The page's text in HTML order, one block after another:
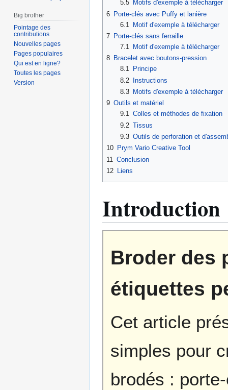
5.5
Motifs d'exemple à télécharger
6 Porte-clés avec Puffy et lanière
6.1
Motif d'exemple à télécharger
7 Porte-clés sans ferraille
7.1
Motif d'exemple à télécharger
8 Bracelet avec boutons-pression
8.1
Principe
8.2 Instructions
8.3
Motifs d'exemple à télécharger
9 Outils et matériel
9.1 Colles et méthodes de fixation
9.2 Tissus
9.3 Outils de perforation et
10 Prym Vario Creative Tool
11 Conclusion
12
Liens
Introduction
Broder des
étiquettes
Cet article
simples pour
brodés :
Big brother
Pointage des
contributions
Nouvelles pages
Pages populaires
Qui est en ligne?
Toutes les pages
Version